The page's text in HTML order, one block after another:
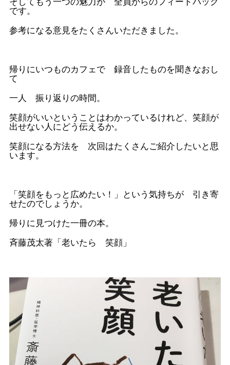
です。
参考になる意見をたくさんいただきました。
帰りにいつものカフェで 録音したものを聞きなおし
て
一人 振り返りの時間。
笑顔がいいということはわかっているけれど、笑顔が
出せない人にどう伝えるか。
笑顔になる方法を 次回はたくさんご紹介したいと思
います。
「笑顔をもっと広めたい！」という気持ちが 引き寄
せたのでしょうか。
帰りに見つけた一冊の本。
斉藤茂太著「老いたら 笑顔」